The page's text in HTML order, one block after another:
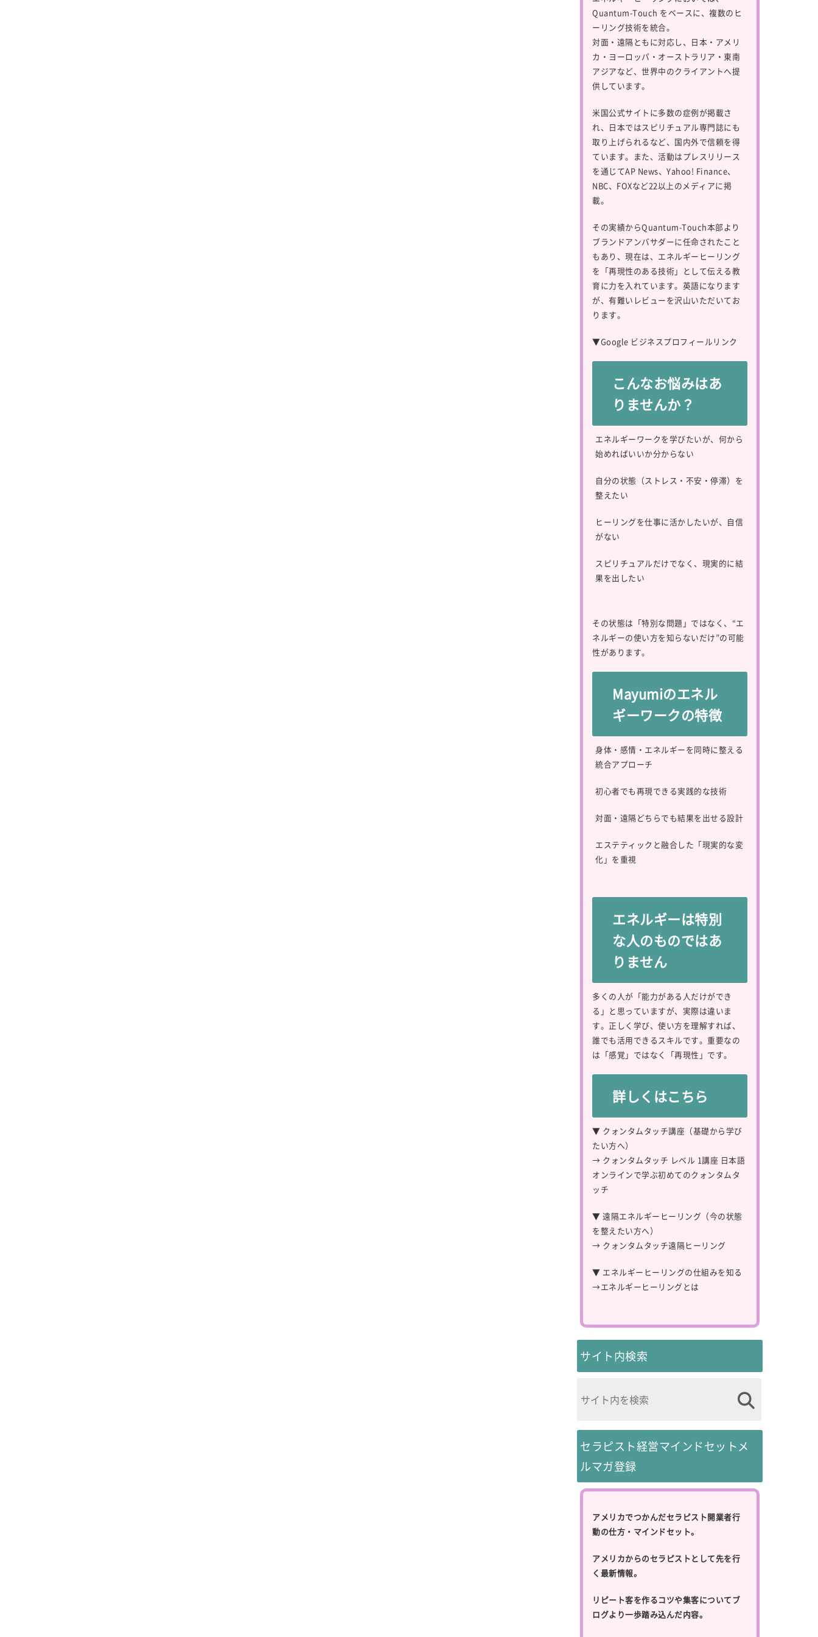
Quantum-Touch をベースに、複数のヒ
ーリング技術を統合。
対面・遠隔ともに対応し、日本・アメリ
カ・ヨーロッパ・オーストラリア・東南
アジアなど、世界中のクライアントへ提
供しています。
米国公式サイトに多数の症例が掲載さ
れ、日本ではスピリチュアル専門誌にも
取り上げられるなど、国内外で信頼を得
ています。また、活動はプレスリリース
を通じてAP News、Yahoo! Finance、
NBC、FOXなど22以上のメディアに掲
載。
その実績からQuantum-Touch本部より
ブランドアンバサダーに任命されたこと
もあり、現在は、エネルギーヒーリング
を「再現性のある技術」として伝える教
育に力を入れています。英語になります
が、有難いレビューを沢山いただいてお
ります。
▼Google ビジネスプロフィールリンク
こんなお悩みはあ
りませんか？
エネルギーワークを学びたいが、何から
始めればいいか分からない
自分の状態（ストレス・不安・停滞）を
整えたい
ヒーリングを仕事に活かしたいが、自信
がない
スピリチュアルだけでなく、現実的に結
果を出したい
その状態は「特別な問題」ではなく、“エ
ネルギーの使い方を知らないだけ”の可能
性があります。
Mayumiのエネル
ギーワークの特徴
身体・感情・エネルギーを同時に整える
統合アプローチ
初心者でも再現できる実践的な技術
対面・遠隔どちらでも結果を出せる設計
エステティックと融合した「現実的な変
化」を重視
エネルギーは特別
な人のものではあ
りません
多くの人が「能力がある人だけができ
る」と思っていますが、実際は違いま
す。正しく学び、使い方を理解すれば、
誰でも活用できるスキルです。重要なの
は「感覚」ではなく「再現性」です。
詳しくはこちら
▼ クォンタムタッチ講座（基礎から学び
たい方へ）
→ クォンタムタッチ レベル 1講座 日本語
オンラインで学ぶ初めてのクォンタムタ
ッチ
▼ 遠隔エネルギーヒーリング（今の状態
を整えたい方へ）
→ クォンタムタッチ遠隔ヒーリング
▼ エネルギーヒーリングの仕組みを知る
→エネルギーヒーリングとは
サイト内検索
セラピスト経営マインドセットメ
ルマガ登録
アメリカでつかんだセラピスト開業者行
動の仕方・マインドセット。
アメリカからのセラピストとして先を行
く最新情報。
リピート客を作るコツや集客についてブ
ログより一歩踏み込んだ内容。